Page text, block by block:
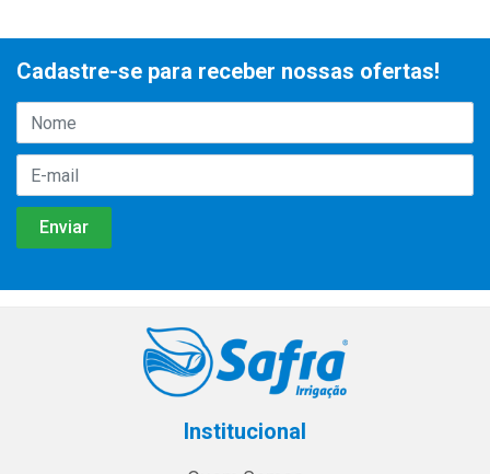
Cadastre-se para receber nossas ofertas!
Institucional